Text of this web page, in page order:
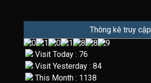
Thông kê truy cập
Visit Today : 76
Visit Yesterday : 84
This Month : 1138